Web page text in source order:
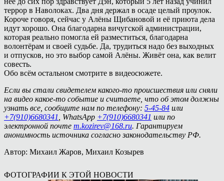
террор в Наволоках. Два дня держал в осаде целый проулок.
Короче говоря, сейчас у Алёны Щибановой и её приюта дела
идут хорошо. Она благодарна вичугской администрации,
которая реально помогла ей разместиться, благодарна
волонтёрам и своей судьбе. Да, трудиться надо без выходных
и отпусков, но это выбор самой Алёны. Живёт она, как велит
совесть.
Обо всём остальном смотрите в видеосюжете.
Если вы стали свидетелем какого-то происшествия или сняли
на видео какое-то событие и считаете, что об этом должны
узнать все, сообщите нам по телефону: 5-45-84 или
+7(910)6680341
, WhatsApp +7(910)6680341 или по
электронной почте m.kozirev@168.ru. Гарантируем
анонимность источника согласно законодательству РФ.
Автор: Михаил Жаров, Михаил Козырев
ФОТОГРАФИИ К ЭТОЙ НОВОСТИ